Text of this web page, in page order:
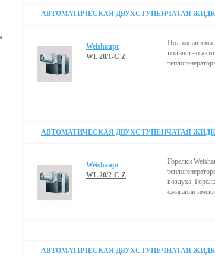
АВТОМАТИЧЕСКАЯ ДВУХСТУПЕНЧАТАЯ
Weishaupt
WL 20/1-C Z
Полная
полностью
АВТОМАТИЧЕСКАЯ ДВУХСТУПЕНЧАТАЯ
Weishaupt
WL 20/2-C Z
Горелки
воздуха.
сжигании
АВТОМАТИЧЕСКАЯ ДВУХСТУПЕЧНАТАЯ